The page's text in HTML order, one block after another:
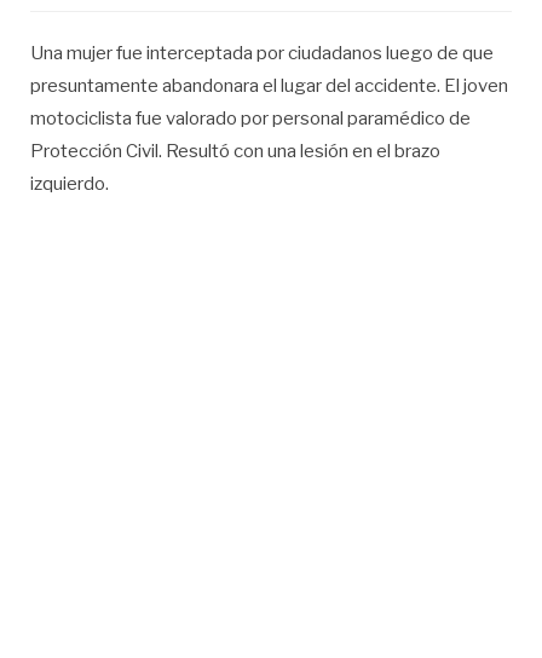
Una mujer fue interceptada por ciudadanos luego de que
presuntamente abandonara el lugar del accidente. El joven
motociclista fue valorado por personal paramédico de
Protección Civil. Resultó con una lesión en el brazo
izquierdo.